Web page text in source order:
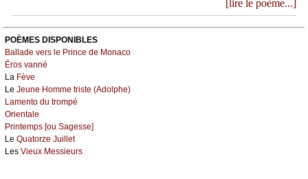
[lire le poème...]
POÈMES DISPONIBLES
Ballade vers le Prince de Monaco
Éros vanné
La Fève
Le Jeune Homme triste (Adolphe)
Lamento du trompé
Orientale
Printemps [ou Sagesse]
Le Quatorze Juillet
Les Vieux Messieurs